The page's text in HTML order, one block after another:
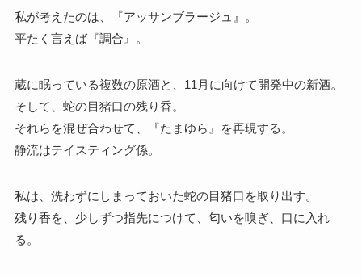
私が考えたのは、『アッサンブラージュ』。
平たく言えば『調合』。
蔵に眠っている複数の原酒と、11月に向けて開発中の新酒。
そして、蛇の目猪口の残り香。
それらを混ぜ合わせて、『たまゆら』を再現する。
静流はテイスティング係。
私は、洗わずにしまっておいた蛇の目猪口を取り出す。
残り香を、少しずつ指先につけて、匂いを嗅ぎ、口に入れ
る。